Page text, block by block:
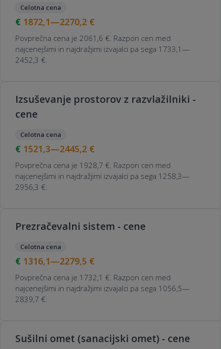
Celotna cena
1872,1—2270,2 €
Povprečna cena je 2061,6 €. Razpon cen med
najcenejšimi in najdražjimi izvajalci pa sega 1733,1—
2452,3 €.
Izsuševanje prostorov z razvlažilniki -
cene
Celotna cena
1521,3—2445,2 €
Povprečna cena je 1928,7 €. Razpon cen med
najcenejšimi in najdražjimi izvajalci pa sega 1258,3—
2956,3 €.
Prezračevalni sistem - cene
Celotna cena
1316,1—2279,5 €
Povprečna cena je 1732,1 €. Razpon cen med
najcenejšimi in najdražjimi izvajalci pa sega 1056,5—
2839,7 €.
Sušilni omet (sanacijski omet) - cene